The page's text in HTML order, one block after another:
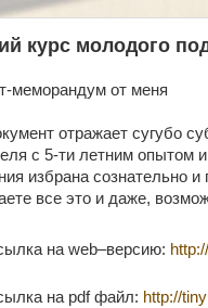
курс молодого
меморандум от меня
отражает сугубо
с 5-ти летним опытом
избрана сознательно
все это и даже,
на web–версию:
на pdf файл: http://